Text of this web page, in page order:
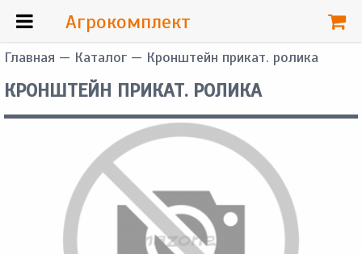
Главная — Каталог — Кронштейн прикат. ролика
КРОНШТЕЙН ПРИКАТ. РОЛИКА
Агрокомплект